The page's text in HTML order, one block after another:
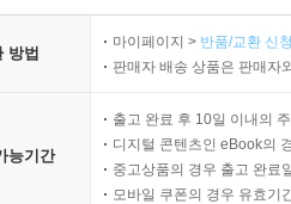
방법
마이페이지 > 반품/교환 신
판매자 배송 상품은 판매자
능기간
출고 완료 후 10일 이내의
디지털 콘텐츠인 eBook의
중고상품의 경우 출고 완료
모바일 쿠폰의 경우 유효기